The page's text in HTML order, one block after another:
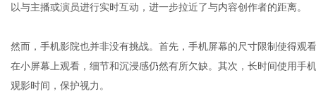
以与主播或演员进行实时互动，进一步拉近了与内容创作者的距离。
然而，手机影院也并非没有挑战。首先，手机屏幕的尺寸限制使得观
在小屏幕上观看，细节和沉浸感仍然有所欠缺。其次，长时间使用手
观影时间，保护视力。